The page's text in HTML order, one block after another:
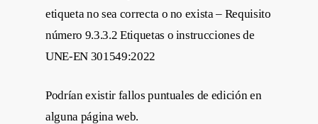
etiqueta no sea correcta o no exista – Requisito
número 9.3.3.2 Etiquetas o instrucciones de
UNE-EN 301549:2022
Podrían existir fallos puntuales de edición en
alguna página web.